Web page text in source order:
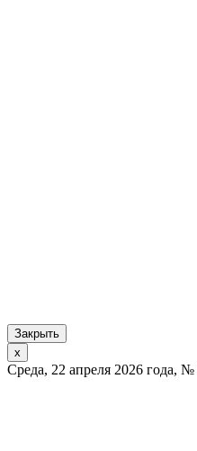
Закрыть
x
Среда, 22 апреля 2026 года,